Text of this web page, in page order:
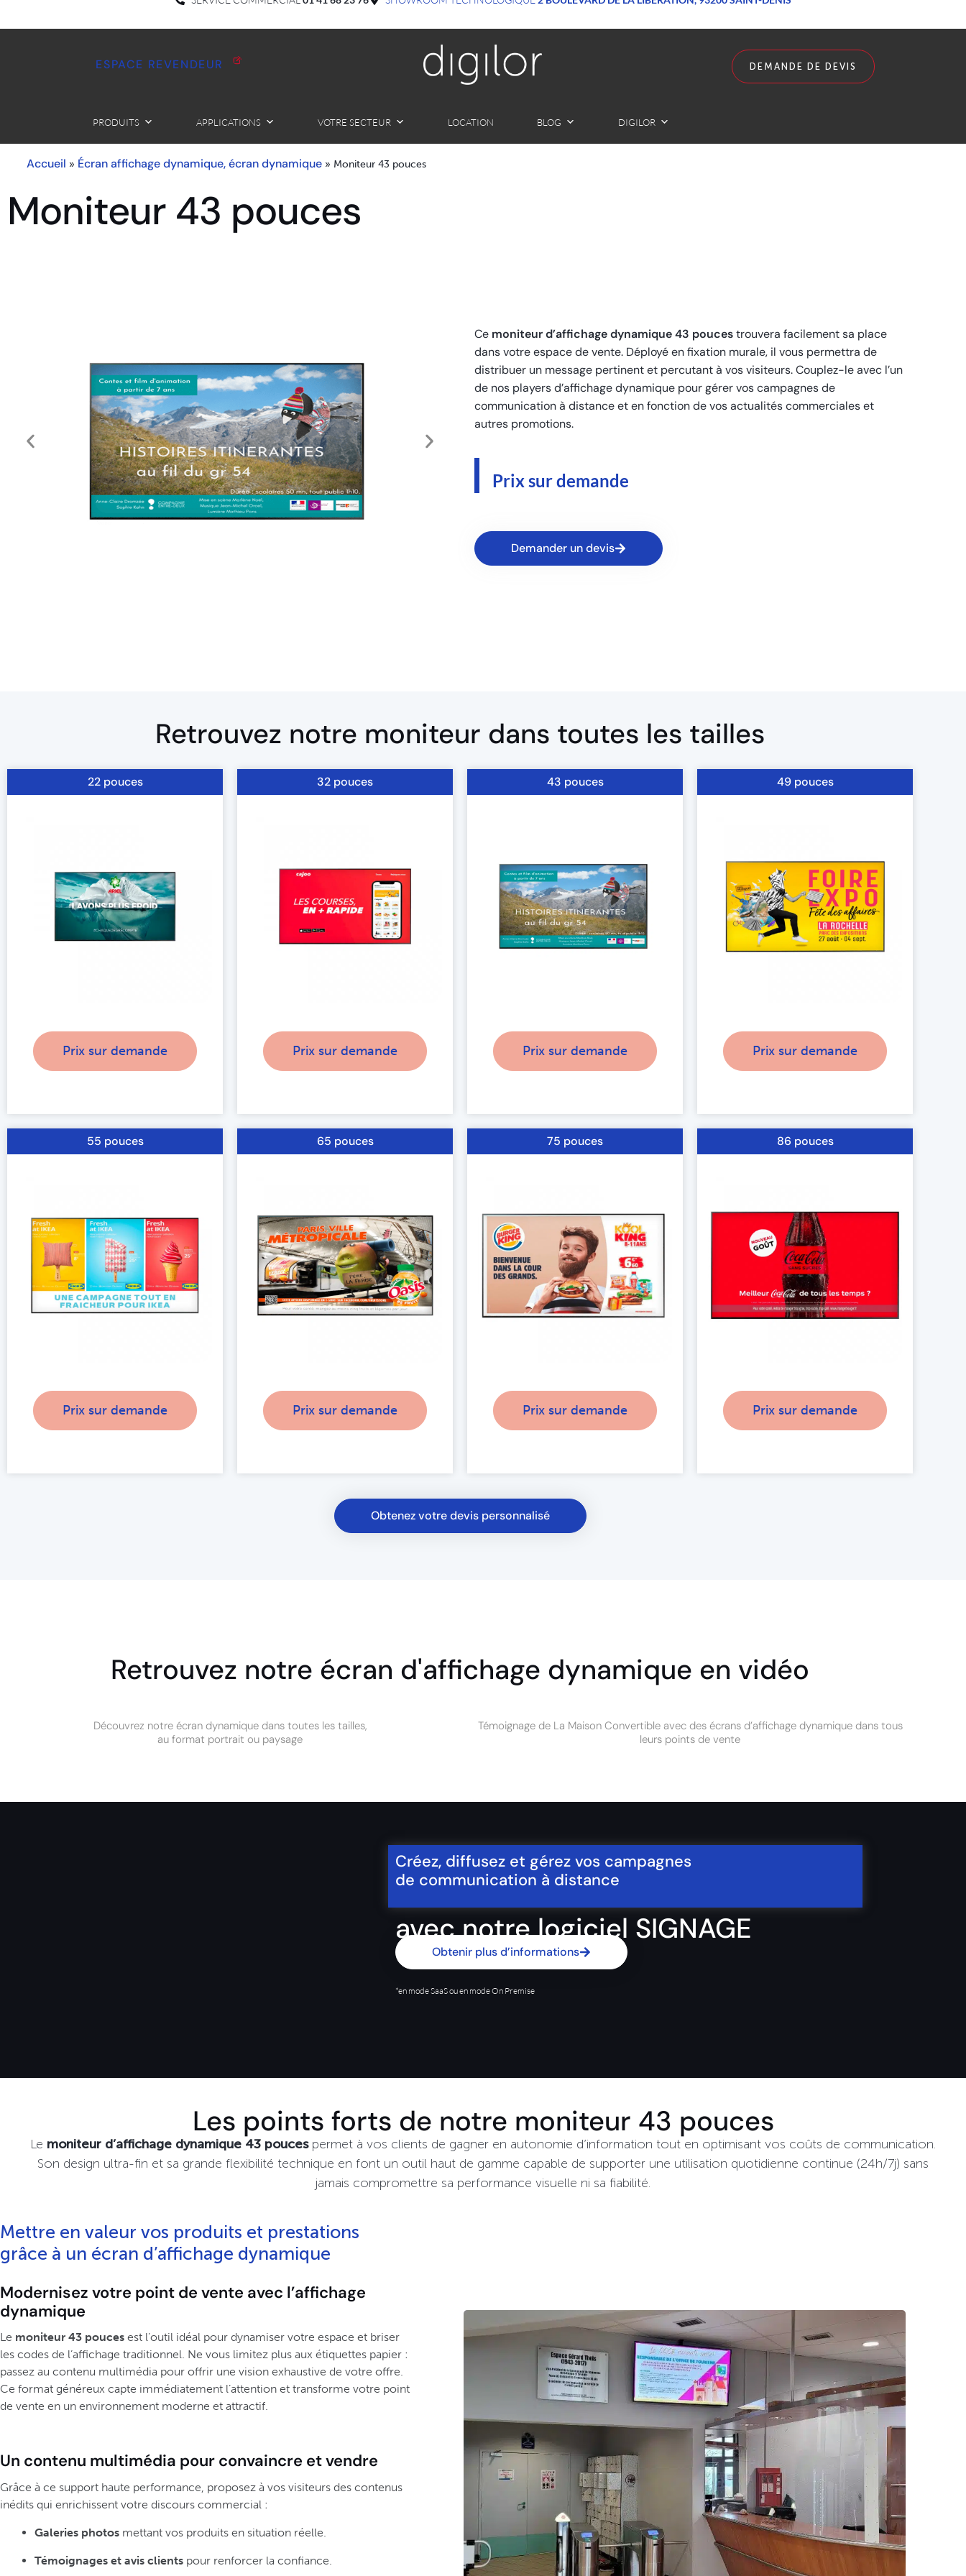
ESPACE REVENDEUR DEMANDE DE DEVIS
PRODUITS APPLICATIONS VOTRE SECTEUR LOCATION BLOG DIGILOR
Accueil » Écran affichage dynamique, écran dynamique » Moniteur 43 pouces
Moniteur 43 pouces
Ce moniteur d’affichage dynamique 43 poucestrouvera facilement sa place
dans votre espace de vente. Déployé en fixation murale, il vous permettra de
distribuer un message pertinent et percutant à vos visiteurs. Couplez-le avec l’un
de nos players d’affichage dynamique pour gérer vos campagnes de
communication à distance et en fonction de vos actualités commerciales et
autres promotions.
Prix sur demande
Demander un devis
Retrouvez notre moniteur dans toutes les tailles​
22 pouces
Prix sur demande
32 pouces
Prix sur demande
43 pouces
Prix sur demande
49 pouces
Prix sur demande
55 pouces
Prix sur demande
65 pouces
Prix sur demande
75 pouces
Prix sur demande
86 pouces
Prix sur demande
Obtenez votre devis personnalisé
Retrouvez notre écran d'affichage dynamique en vidéo
Découvrez notre écran dynamique dans toutes les tailles,
au format portrait ou paysage
Témoignage de La Maison Convertible avec des écrans d’affichage dynamique dans tous
leurs points de vente
Créez, diffusez et gérez vos campagnes
de communication à distance
avec notre logiciel SIGNAGE
Obtenir plus d’informations
*en mode SaaS ou en mode On Premise
Les points forts de notre moniteur 43 pouces
Le moniteur d’affichage dynamique 43 poucespermet à vos clients de gagner en autonomie d’information tout en optimisant vos coûts de communication.
Son design ultra-fin et sa grande flexibilité technique en font un outil haut de gamme capable de supporter une utilisation quotidienne continue (24h/7j) sans
jamais compromettre sa performance visuelle ni sa fiabilité.
Mettre en valeur vos produits et prestations
grâce à un écran d’affichage dynamique
Modernisez votre point de vente avec l’affichage
dynamique
Le moniteur 43 pouces est l’outil idéal pour dynamiser votre espace et briser
les codes de l’affichage traditionnel. Ne vous limitez plus aux étiquettes papier :
passez au contenu multimédia pour offrir une vision exhaustive de votre offre.
Ce format généreux capte immédiatement l’attention et transforme votre point
de vente en un environnement moderne et attractif.
Un contenu multimédia pour convaincre et vendre
Grâce à ce support haute performance, proposez à vos visiteurs des contenus
inédits qui enrichissent votre discours commercial :
Galeries photos mettant vos produits en situation réelle.
Témoignages et avis clients pour renforcer la confiance.